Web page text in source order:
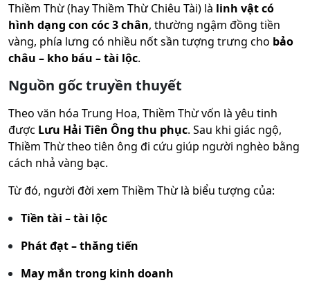
Thiềm Thừ (hay Thiềm Thừ Chiêu Tài) là linh vật có
hình dạng con cóc 3 chân, thường ngậm đồng tiền
vàng, phía lưng có nhiều nốt sần tượng trưng cho bảo
châu – kho báu – tài lộc.
Nguồn gốc truyền thuyết
Theo văn hóa Trung Hoa, Thiềm Thừ vốn là yêu tinh
được Lưu Hải Tiên Ông thu phục. Sau khi giác ngộ,
Thiềm Thừ theo tiên ông đi cứu giúp người nghèo bằng
cách nhả vàng bạc.
Từ đó, người đời xem Thiềm Thừ là biểu tượng của:
Tiền tài – tài lộc
Phát đạt – thăng tiến
May mắn trong kinh doanh